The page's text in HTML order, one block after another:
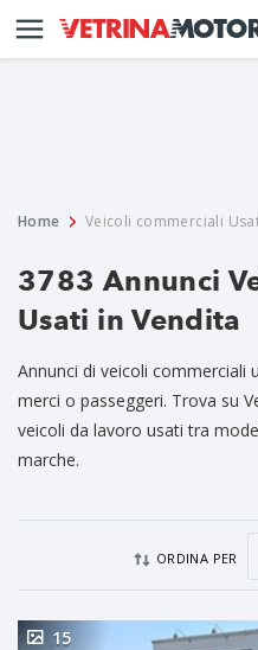
Home Veicoli commerciali
3783 Annunci
Usati in Vendita
Annunci di veicoli commerciali
merci o passeggeri. Trova su
veicoli da lavoro usati tra
marche.
ORDINA PER
15